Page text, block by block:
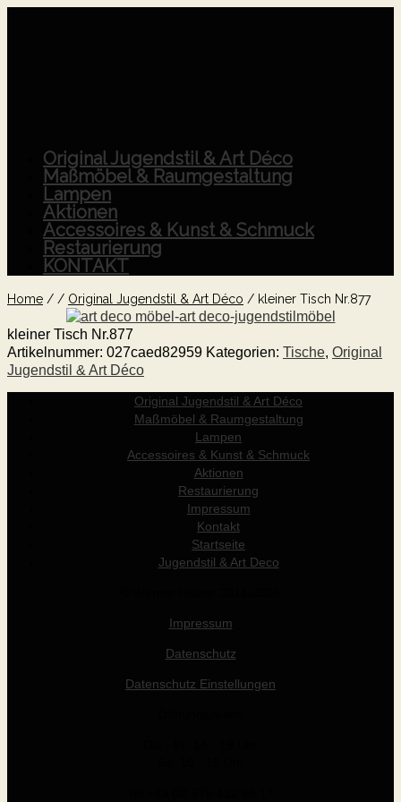
Original Jugendstil & Art Déco
Maßmöbel & Raumgestaltung
Lampen
Aktionen
Accessoires & Kunst & Schmuck
Restaurierung
KONTAKT
Home / / Original Jugendstil & Art Déco / kleiner Tisch Nr.877
kleiner Tisch Nr.877
Artikelnummer: 027caed82959 Kategorien: Tische, Original
Jugendstil & Art Déco
Original Jugendstil & Art Déco
Maßmöbel & Raumgestaltung
Lampen
Accessoires & Kunst & Schmuck
Aktionen
Restaurierung
Impressum
Kontakt
Startseite
Jugendstil & Art Deco
Impressum
Datenschutz
Datenschutz Einstellungen